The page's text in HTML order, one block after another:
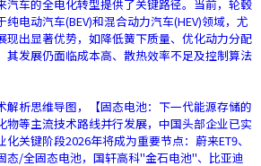
汽车的全电化转型提供了关键路径。当前，轮毂
电动汽车(BEV)和混合动力汽车(HEV)领域，尤
现出显著优势，如降低簧下质量、优化动力分配
其发展仍面临成本高、散热效率不足及控制算法
解析思维导图，【固态电池：下一代能源存储的
物等主流技术路线并行发展，中国头部企业已实
关键阶段2026年将成为重要节点：蔚来ET9、
态/全固态电池，国轩高科"金石电池"、比亚迪